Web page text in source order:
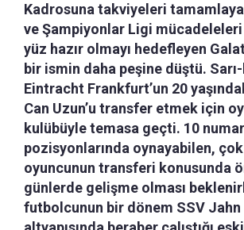
Kadrosuna takviyeleri
ve Şampiyonlar Ligi
yüz hazır olmayı hedefleyen
bir ismin daha peşine düştü. Sarı-
Eintracht Frankfurt’un 20
Can Uzun’u transfer etmek için
kulübüyle temasa geçti. 10
pozisyonlarında oynayabilen,
oyuncunun transferi konusunda
günlerde gelişme olması
futbolcunun bir dönem SSV Jahn